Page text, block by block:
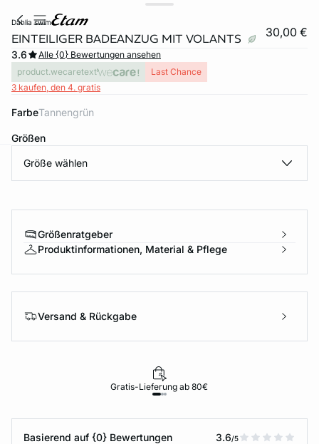
dahlia swim
EINTEILIGER BADEANZUG MIT VOLANTS 30,00 €
3.6
Alle {0} Bewertungen ansehen
product.wecaretext
Last Chance
3 kaufen, den 4. gratis
Farbe tannengrün
Größen
Größe wählen
Größenratgeber
Produktinformationen, Material & Pflege
Versand & Rückgabe
Gratis-Lieferung ab 80€
Basierend auf {0} Bewertungen 3.6/5